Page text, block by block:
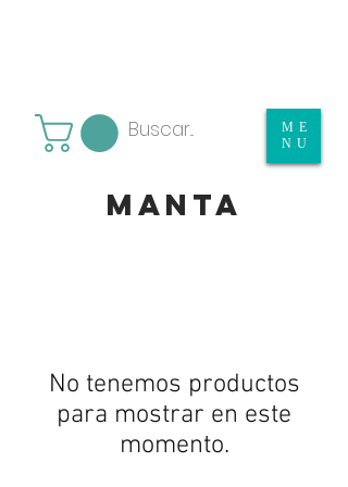
ME
NU
manta
No tenemos productos
para mostrar en este
momento.